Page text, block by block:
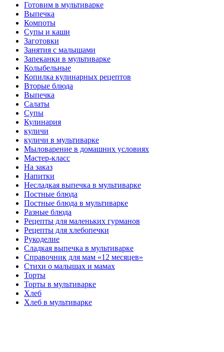
Готовим в мультиварке
Выпечка
Компоты
Супы и каши
Заготовки
Занятия с малышами
Запеканки в мультиварке
Колыбельные
Копилка кулинарных рецептов
Вторые блюда
Выпечка
Салаты
Супы
Кулинария
куличи
куличи в мультиварке
Мыловарение в домашних условиях
Мастер-класс
На заказ
Напитки
Несладкая выпечка в мультиварке
Постные блюда
Постные блюда в мультиварке
Разные блюда
Рецепты для маленьких гурманов
Рецепты для хлебопечки
Рукоделие
Сладкая выпечка в мультиварке
Справочник для мам «12 месяцев»
Стихи о малышах и мамах
Торты
Торты в мультиварке
Хлеб
Хлеб в мультиварке